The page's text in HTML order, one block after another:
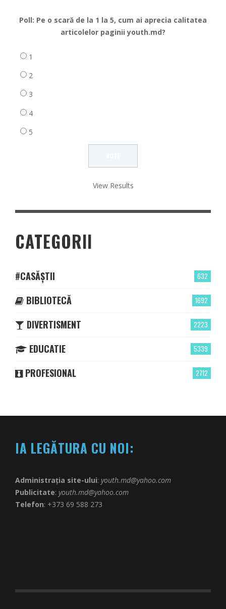
Poll: Pe o scară de la 1 la 5, cum ai aprecia calitatea
articolelor paginii youth.md?
1
2
3
4
5
View Results
CATEGORII
632
#CASĂȘTII
1692
BIBLIOTECĂ
2223
DIVERTISMENT
5339
EDUCATIE
2712
PROFESIONAL
IA LEGĂTURA CU NOI:
Administrația site-ului: youth.md@yahoo.com
Publicitate: youth.md@yahoo.com
Telefon: +373 69 588 273